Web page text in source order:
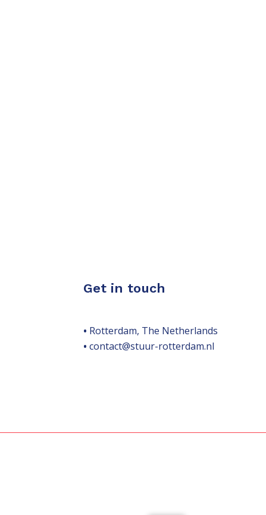
Get in touch
• Rotterdam, The Netherlands
• contact@stuur-rotterdam.nl